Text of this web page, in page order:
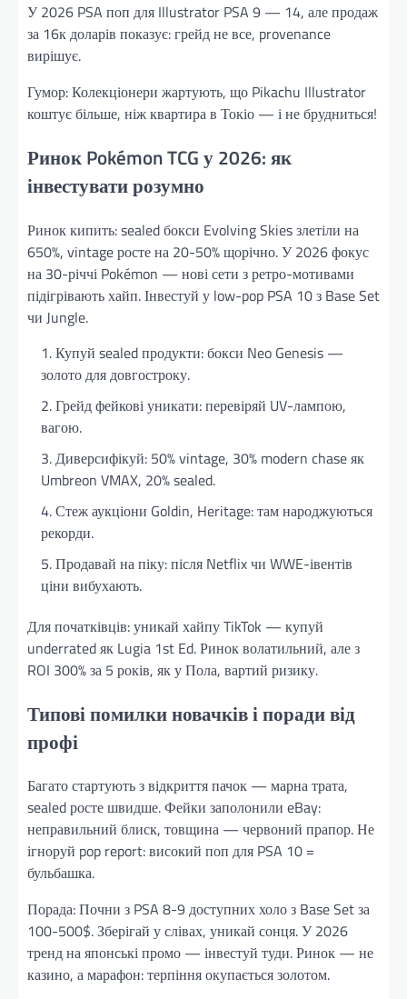
У 2026 PSA поп для Illustrator PSA 9 — 14, але продаж
за 16к доларів показує: грейд не все, provenance
вирішує.
Гумор: Колекціонери жартують, що Pikachu Illustrator
коштує більше, ніж квартира в Токіо — і не брудниться!
Ринок Pokémon TCG у 2026: як
інвестувати розумно
Ринок кипить: sealed бокси Evolving Skies злетіли на
650%, vintage росте на 20-50% щорічно. У 2026 фокус
на 30-річчі Pokémon — нові сети з ретро-мотивами
підігрівають хайп. Інвестуй у low-pop PSA 10 з Base Set
чи Jungle.
Купуй sealed продукти: бокси Neo Genesis —
золото для довгостроку.
Грейд фейкові уникати: перевіряй UV-лампою,
вагою.
Диверсифікуй: 50% vintage, 30% modern chase як
Umbreon VMAX, 20% sealed.
Стеж аукціони Goldin, Heritage: там народжуються
рекорди.
Продавай на піку: після Netflix чи WWE-івентів
ціни вибухають.
Для початківців: уникай хайпу TikTok — купуй
underrated як Lugia 1st Ed. Ринок волатильний, але з
ROI 300% за 5 років, як у Пола, вартий ризику.
Типові помилки новачків і поради від
профі
Багато стартують з відкриття пачок — марна трата,
sealed росте швидше. Фейки заполонили eBay:
неправильний блиск, товщина — червоний прапор. Не
ігноруй pop report: високий поп для PSA 10 =
бульбашка.
Порада: Почни з PSA 8-9 доступних холо з Base Set за
100-500$. Зберігай у слівах, уникай сонця. У 2026
тренд на японські промо — інвестуй туди. Ринок — не
казино, а марафон: терпіння окупається золотом.